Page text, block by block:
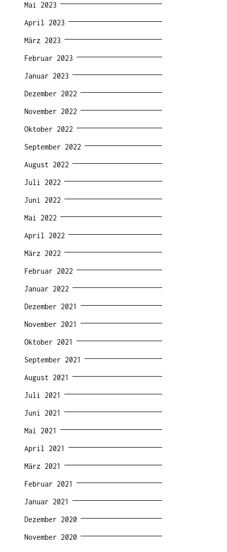
Mai 2023
April 2023
März 2023
Februar 2023
Januar 2023
Dezember 2022
November 2022
Oktober 2022
September 2022
August 2022
Juli 2022
Juni 2022
Mai 2022
April 2022
März 2022
Februar 2022
Januar 2022
Dezember 2021
November 2021
Oktober 2021
September 2021
August 2021
Juli 2021
Juni 2021
Mai 2021
April 2021
März 2021
Februar 2021
Januar 2021
Dezember 2020
November 2020